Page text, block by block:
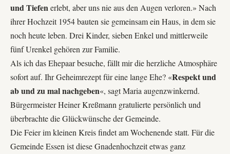
und Tiefenerlebt, aber uns nie aus den Augen verloren.» Nach
ihrer Hochzeit 1954 bauten sie gemeinsam ein Haus, in dem sie
noch heute leben. Drei Kinder, sieben Enkel und mittlerweile
fünf Urenkel gehören zur Familie.
Als ich das Ehepaar besuche, fällt mir die herzliche Atmosphäre
sofort auf. Ihr Geheimrezept für eine lange Ehe? «Respekt und
ab und zu mal nachgeben«, sagt Maria augenzwinkernd.
Bürgermeister Heiner Kreßmann gratulierte persönlich und
überbrachte die Glückwünsche der Gemeinde.
Die Feier im kleinen Kreis findet am Wochenende statt. Für die
Gemeinde Essen ist diese Gnadenhochzeit etwas ganz